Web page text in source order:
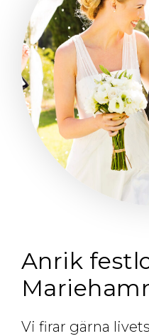
Anrik
Vi firar gärna